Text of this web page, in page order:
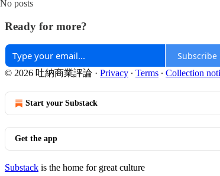
No posts
Ready for more?
Subscribe
© 2026 吐納商業評論 · Privacy ∙ Terms ∙ Collection
Start your Substack
Get the app
Substack is the home for great culture